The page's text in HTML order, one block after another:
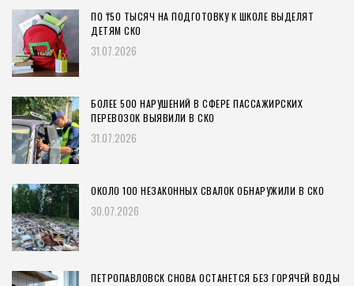
ПО ₸50 ТЫСЯЧ НА ПОДГОТОВКУ К ШКОЛЕ ВЫДЕЛЯТ
ДЕТЯМ СКО
31.07.2026
БОЛЕЕ 500 НАРУШЕНИЙ В СФЕРЕ ПАССАЖИРСКИХ
ПЕРЕВОЗОК ВЫЯВИЛИ В СКО
31.07.2026
ОКОЛО 100 НЕЗАКОННЫХ СВАЛОК ОБНАРУЖИЛИ В СКО
30.07.2026
ПЕТРОПАВЛОВСК СНОВА ОСТАНЕТСЯ БЕЗ ГОРЯЧЕЙ ВОДЫ